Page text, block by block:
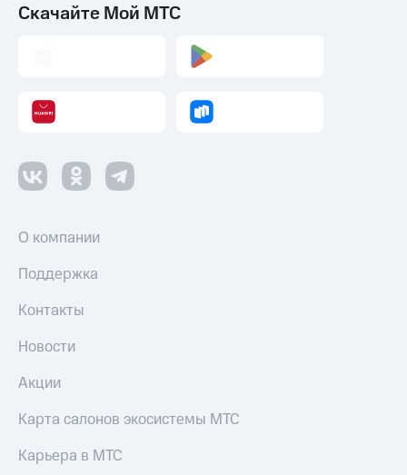
Скачайте Мой МТС
О компании
Поддержка
Контакты
Новости
Акции
Карта салонов экосистемы МТС
Карьера в МТС